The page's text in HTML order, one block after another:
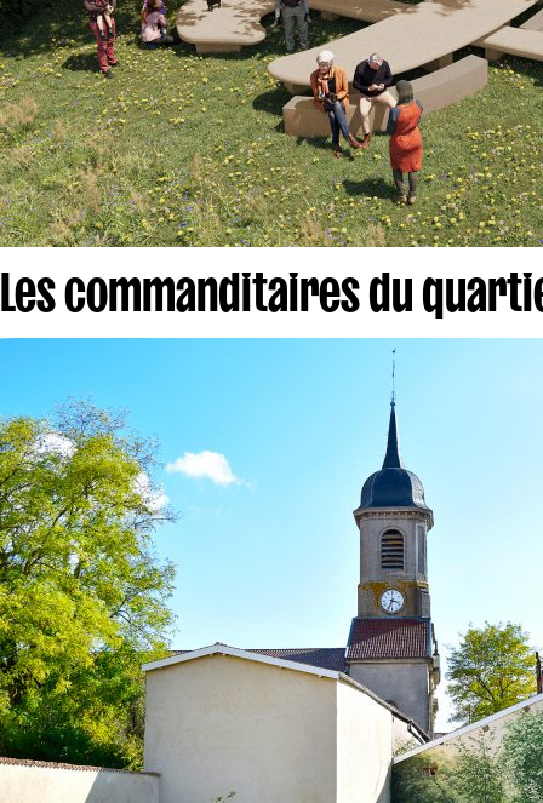
Les commanditaires du